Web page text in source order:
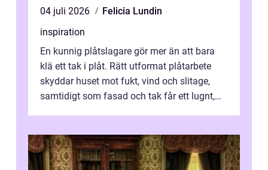
04 juli 2026
Felicia Lundin
inspiration
En kunnig plåtslagare gör mer än att bara
klä ett tak i plåt. Rätt utformat plåtarbete
skyddar huset mot fukt, vind och slitage,
samtidigt som fasad och tak får ett lugnt,